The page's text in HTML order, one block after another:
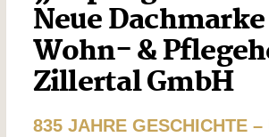
Neue
Wohn- &
Zillertal GmbH
835 JAHRE GESCHICHTE –